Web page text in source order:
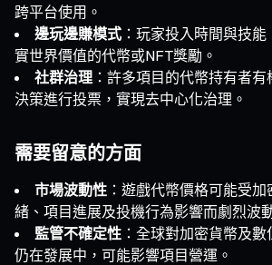
跨平台使用。
邊玩邊賺模式 ：玩家投入時間與技
實世界價值的代幣或NFT獎勵。
社群治理 ：許多項目的代幣持有者
決策進行投票，實現去中心化治理。
需要留意的方面
市場波動性 ：遊戲代幣價格可能受
緒、項目進展及投機行為影響而劇烈波
監管不確定性 ：全球對加密貨幣及
仍在發展中，可能影響項目營運。